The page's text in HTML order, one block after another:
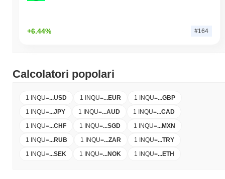
+6.44% #164
Calcolatori popolari
1 INQU=...USD 1 INQU=...EUR 1 INQU=...GBP
1 INQU=...JPY 1 INQU=...AUD 1 INQU=...CAD
1 INQU=...CHF 1 INQU=...SGD 1 INQU=...MXN
1 INQU=...RUB 1 INQU=...ZAR 1 INQU=...TRY
1 INQU=...SEK 1 INQU=...NOK 1 INQU=...ETH